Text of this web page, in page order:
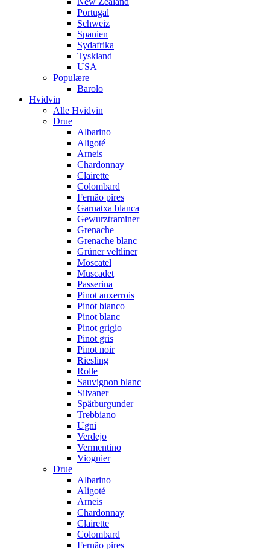
Portugal
Schweiz
Spanien
Sydafrika
Tyskland
USA
Populære
Barolo
Hvidvin
Alle Hvidvin
Drue
Albarino
Aligoté
Arneis
Chardonnay
Clairette
Colombard
Fernão pires
Garnatxa blanca
Gewurztraminer
Grenache
Grenache blanc
Grüner veltliner
Moscatel
Muscadet
Passerina
Pinot auxerrois
Pinot bianco
Pinot blanc
Pinot grigio
Pinot gris
Pinot noir
Riesling
Rolle
Sauvignon blanc
Silvaner
Spätburgunder
Trebbiano
Ugni
Verdejo
Vermentino
Viognier
Drue
Albarino
Aligoté
Arneis
Chardonnay
Clairette
Colombard
Fernão pires